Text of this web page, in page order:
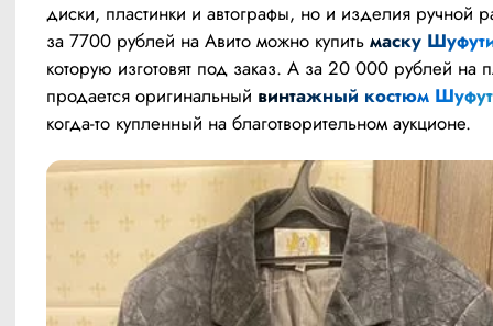
диски, пластинки и автографы, но и изделия ручной
за 7700 рублей на Авито можно купить маску
которую изготовят под заказ. А за 20 000 рублей на
продается оригинальный винтажный костюм
когда-то купленный на благотворительном аукционе.